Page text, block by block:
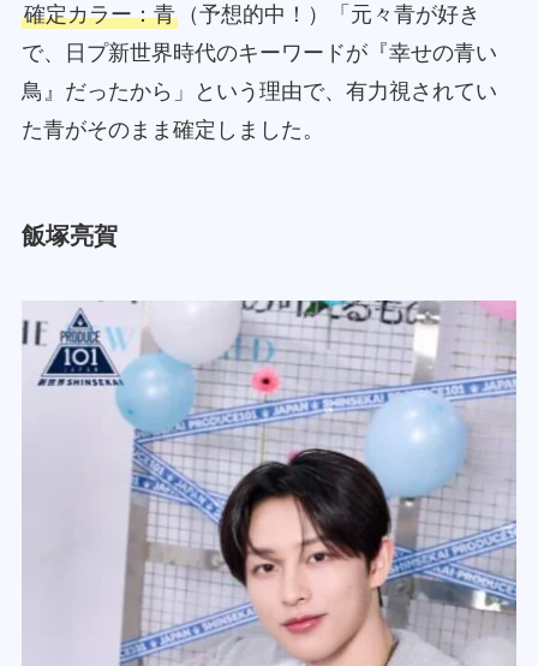
確定カラー：青（予想的中！）「元々青が好き
で、日プ新世界時代のキーワードが『幸せの青い
鳥』だったから」という理由で、有力視されてい
た青がそのまま確定しました。
飯塚亮賀